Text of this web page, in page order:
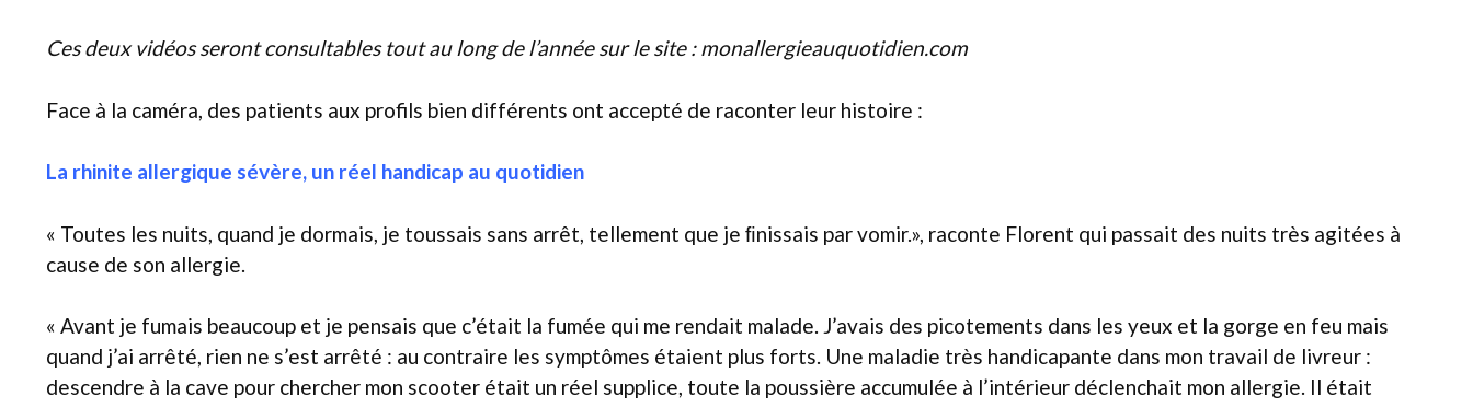
Ces deux vidéos seront consultables tout au long de l’année sur le site : monallergieauquotidien.com
Face à la caméra, des patients aux profils bien différents ont accepté de raconter leur histoire :
La rhinite allergique sévère, un réel handicap au quotidien
« Toutes les nuits, quand je dormais, je toussais sans arrêt, tellement que je ﬁnissais par vomir.», raconte Florent qui passait des nuits très agitées à
cause de son allergie.
« Avant je fumais beaucoup et je pensais que c’était la fumée qui me rendait malade. J’avais des picotements dans les yeux et la gorge en feu mais
quand j’ai arrêté, rien ne s’est arrêté : au contraire les symptômes étaient plus forts. Une maladie très handicapante dans mon travail de livreur :
descendre à la cave pour chercher mon scooter était un réel supplice, toute la poussière accumulée à l’intérieur déclenchait mon allergie. Il était